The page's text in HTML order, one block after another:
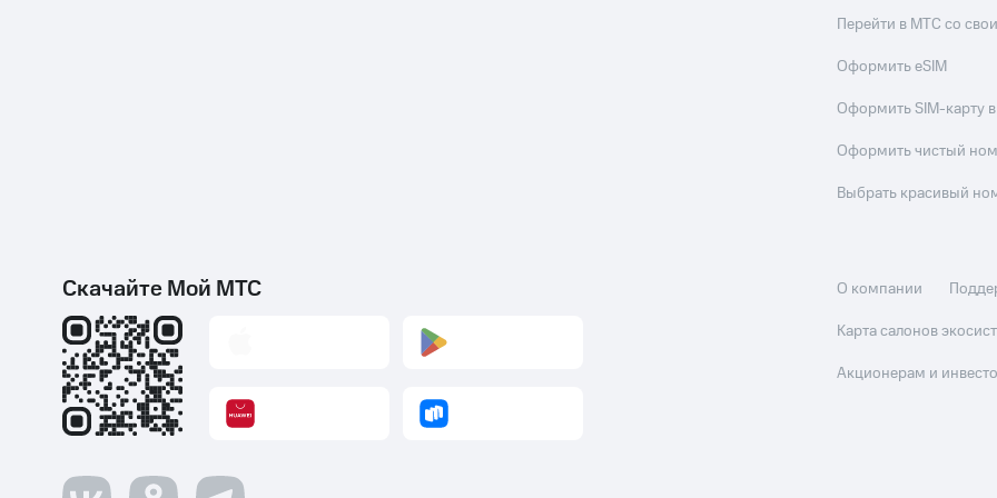
Перейти в МТС со
Оформить eSIM
Оформить SIM-карту
Оформить чистый
Выбрать красивый
Скачайте Мой МТС О компании
Карта салонов
Акционерам и